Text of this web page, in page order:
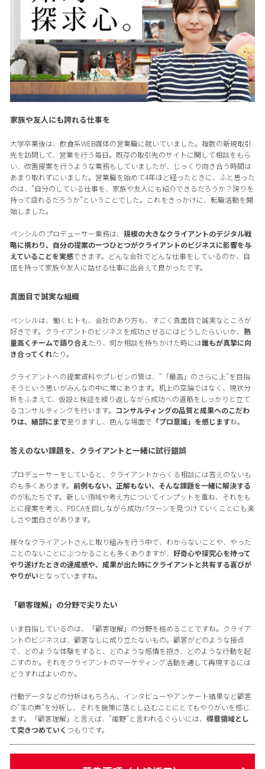
家族や友人にも誇れる仕事を
大学卒業後は、飲食系WEB媒体の営業職に就いていました。複数の新規取引
先を訪問して、営業を行う毎日。既存の取引先のサイトに関して相談をもら
い、改善提案を行うような業務もしていましたが、じっくり向き合う時間は
あまり取れずにいました。営業職を始めて4年ほど経ったときに、ふと思った
のは、”自分のしている仕事を、家族や友人にも紹介できるだろうか？誇りを
持って語れるだろうか”ということでした。これをきっかけに、転職活動を開
始しました。
ペンシルのプロデューサー業務は、 規模の大きなクライアントのデジタル戦
略に携わり、自分の提案のーつひとつがクライアントのビジネスに影響を与
えていることを実感できます。どんな会社でどんな仕事をしているのか、自
信を持って家族や友人に話せる仕事に出会えて良かったです。
真面目で誠実な組織
ペンシルは、働くヒトも、会社のあり方も、すごく真面目で誠実なところが
好きです。クライアントのビジネスを成功させるにはどうしたらいいか、 熱
量高くチームで語り合え たり、何か相談を持ちかけた時には誰もが真摯に向
き合ってくれたり。
クライアントへの提案資料やプレゼンの質は、"「最高」のさらに上"を目指
そうという思いがみんなの中に常にあります。机上の空論ではなく、現状分
析をふまえて、仮設と検証を繰り返しながら成功への道筋をしっかりと立て
るコンサルティングを行います。 コンサルティングの品質と成果へのこだわ
りは、細部にまで至りますし、色んな場面で 「プロ意識」を感じますね。
答えのない課題を、クライアントと一緒に試行錯誤
プロデューサーをしていると、クライアントからくる相談には答えのないも
のも多くあります。 前例もない、正解もない、そんな課題を一緒に解決する
のが私たちです。新しい領域や考え方についてインプットを重ね、それをも
とに提案を考え、PDCAを回しながら成功パターンを見つけていくことにも楽
しさや面白さがあります。
様々なクライアントさんと取り組みを行う中で、わからないことや、やった
ことのないことにぶつかることも多くありますが、 好奇心や探究心を持って
やり遂げたときの達成感や、成果が出た時にクライアントと共有する喜びが
やりがいとなっていますね。
「顧客理解」の分野で尖りたい
いま目指しているのは、「顧客理解」の分野を極めることですね。クライア
ントのビジネスは、顧客なしに成り立たないもの。顧客がどのような接点
で、どのような体験をすると、どのような感情を抱き、どのような行動を起
こすのか。それをクライアントのマーケティング活動を通して再現するには
どうすればよいのか。
行動データなどの分析はもちろん、インタビューやアンケート結果など顧客
の"生の声"を分析し、それを施策に落とし込むことにとてもやりがいを感じ
ます。「顧客理解」と言えば、"姫野"と言われるぐらいには、 得意領域とし
て突きつめていく つもりです。